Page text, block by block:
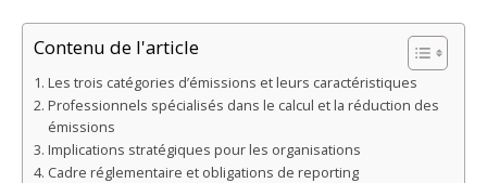
Contenu de l'article
Les trois catégories d’émissions et leurs caractéristiques
Professionnels spécialisés dans le calcul et la réduction des
émissions
Implications stratégiques pour les organisations
Cadre réglementaire et obligations de reporting